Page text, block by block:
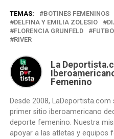
TEMAS: BOTINES FEMENINOS
DELFINA Y EMILIA ZOLESIO
FLORENCIA GRUNFELD
RIVER
La
Femenino
Desde 2008,
primer sitio iberoamericano
deporte femenino. Nuestra
apoyar a las atletas y equipos